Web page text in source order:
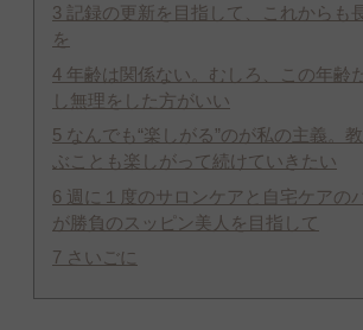
3 記録の更新を目指して、これからも
を
4 年齢は関係ない。むしろ、この年齢
し無理をした方がいい
5 なんでも“楽しがる”のが私の主義。
ぶことも楽しがって続けていきたい
6 週に１度のサロンケアと自宅ケアの
が勝負のスッピン美人を目指して
7 さいごに